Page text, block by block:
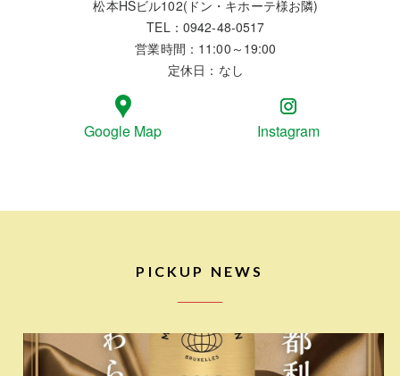
松本HSビル102(ドン・キホーテ様お隣)
TEL：0942‐48‐0517
営業時間：11:00～19:00
定休日：なし
Google Map Instagram
PICKUP NEWS